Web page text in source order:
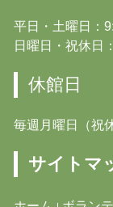
平日・土曜日：
日曜日・祝休日
休館日
毎週月曜日（祝
サイトマ